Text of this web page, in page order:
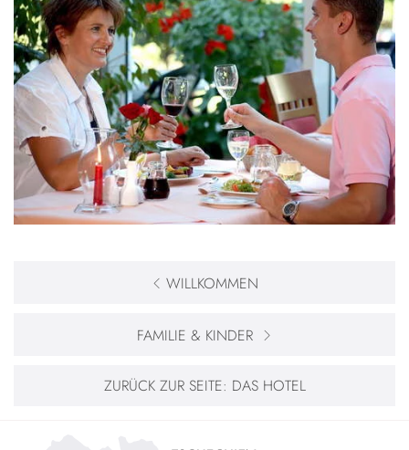
WILLKOMMEN
FAMILIE & KINDER
ZURÜCK ZUR SEITE: DAS HOTEL